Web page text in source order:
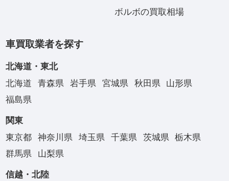
ボルボの買取相場
車買取業者を探す
北海道・東北
北海道
青森県 岩手県 宮城県 秋田県
山形県
福島県
関東
東京都
神奈川県 埼玉県 千葉県 茨城県
栃木県
群馬県
山梨県
信越・北陸